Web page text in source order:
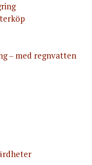
– med regnvatten